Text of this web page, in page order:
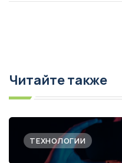
Читайте также
ТЕХНОЛОГИИ